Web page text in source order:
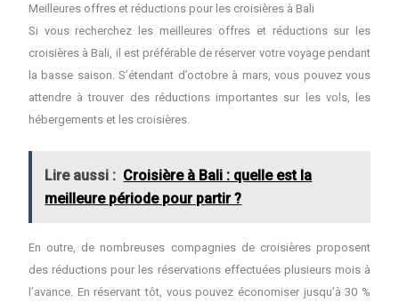
Meilleures offres et réductions pour les croisières à Bali
Si vous recherchez les meilleures offres et réductions sur les
croisières à Bali, il est préférable de réserver votre voyage pendant
la basse saison. S’étendant d’octobre à mars, vous pouvez vous
attendre à trouver des réductions importantes sur les vols, les
hébergements et les croisières.
Lire aussi : Croisière à Bali : quelle est la
meilleure période pour partir ?
En outre, de nombreuses compagnies de croisières proposent
des réductions pour les réservations effectuées plusieurs mois à
l’avance. En réservant tôt, vous pouvez économiser jusqu’à 30 %